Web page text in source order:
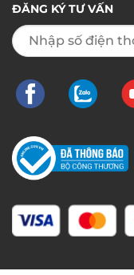
ĐĂNG KÝ TƯ VẤN